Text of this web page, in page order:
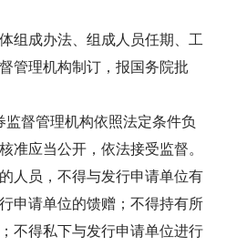
组成办法、组成人员任期、工
管理机构制订，报国务院批
督管理机构依照法定条件负
准应当公开，依法接受监督。
人员，不得与发行申请单位有
申请单位的馈赠；不得持有所
不得私下与发行申请单位进行